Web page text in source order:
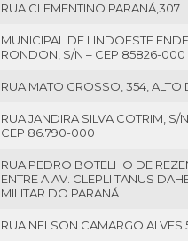
RUA CLEMENTINO PARANÁ,307
MUNICIPAL DE LINDOESTE
RONDON, S/N – CEP 85826-000
RUA MATO GROSSO, 354, ALTO
RUA JANDIRA SILVA COTRIM, S/
CEP 86.790-000
RUA PEDRO BOTELHO DE
ENTRE A AV. CLEPLI TANUS
MILITAR DO PARANÁ
RUA NELSON CAMARGO